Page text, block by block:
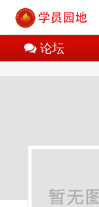
论坛